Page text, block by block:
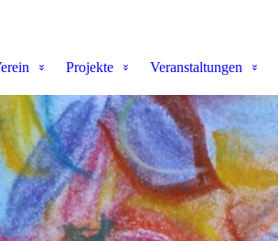
Projekte Veranstaltungen